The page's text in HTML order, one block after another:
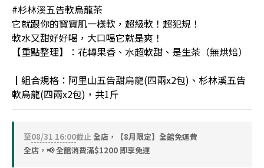
#杉林溪五告軟烏龍茶
它就跟你的寶寶肌一樣軟，超級軟！超犯規！
軟水又甜好好喝，大口喝它就是爽！
【重點整理】：花轉果香、水超軟甜、是生茶（無烘焙）
┃組合規格：阿里山五告甜烏龍(四兩x2包)、杉林溪五告
軟烏龍(四兩x2包)，共1斤
至08/31 16:00截止全店，【8月限定】全館免運費
全店，📢 全館消費滿$1200 即享免運